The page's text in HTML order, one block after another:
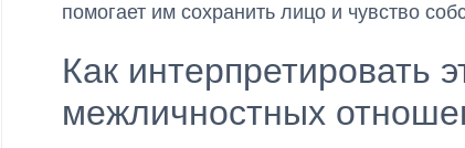
помогает им сохранить лицо и чувство
Как интерпретировать
межличностных